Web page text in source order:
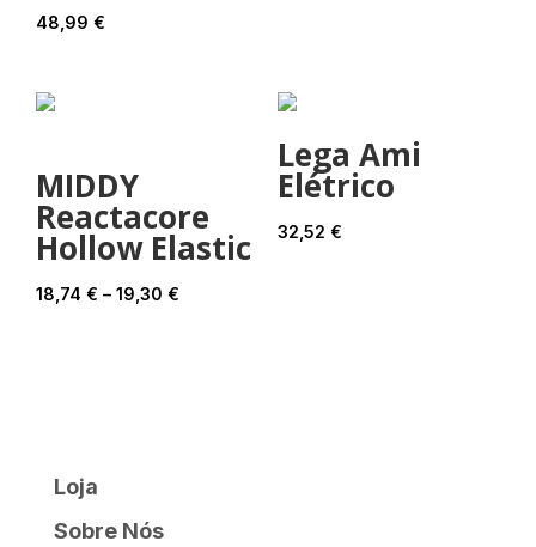
48,99 €
MIDDY
Reactacore
Hollow Elastic
18,74 € – 19,30 €
Lega Ami
Elétrico
32,52 €
Loja
Sobre Nós